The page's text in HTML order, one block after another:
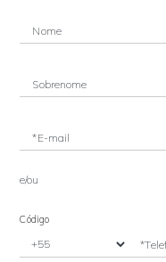
Nome
Sobrenome
*E-mail
e/ou
Código